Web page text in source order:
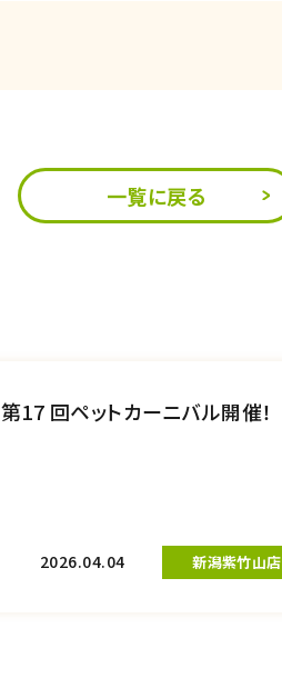
一覧に戻る
第17 回ペットカーニバル開催！
2026.04.04 新潟紫竹山店